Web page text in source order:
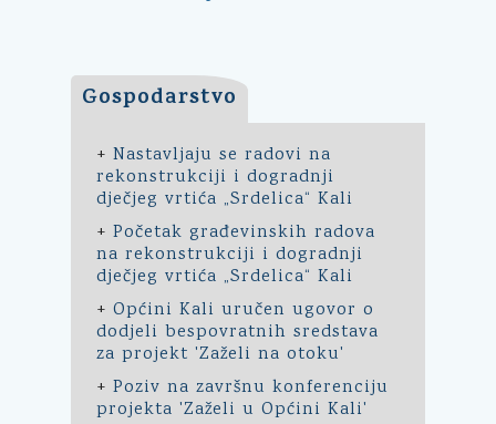
Gospodarstvo
+ Nastavljaju se radovi na
rekonstrukciji i dogradnji
dječjeg vrtića „Srdelica“ Kali
+ Početak građevinskih radova
na rekonstrukciji i dogradnji
dječjeg vrtića „Srdelica“ Kali
+ Općini Kali uručen ugovor o
dodjeli bespovratnih sredstava
za projekt 'Zaželi na otoku'
+ Poziv na završnu konferenciju
projekta 'Zaželi u Općini Kali'